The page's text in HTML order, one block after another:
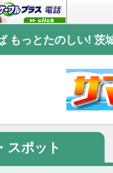
もっとたのしい! 茨
スポット